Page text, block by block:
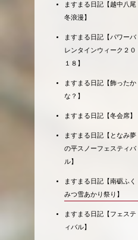
ますまる日記【越中八尾
冬浪漫】
ますまる日記【パワーバ
レンタインウィーク２０
１８】
ますまる日記【飾ったか
な？】
ますまる日記【冬会席】
ますまる日記【となみ夢
の平スノーフェスティバ
ル】
ますまる日記【南砺ふく
みつ雪あかり祭り】
ますまる日記【フェステ
ィバル】